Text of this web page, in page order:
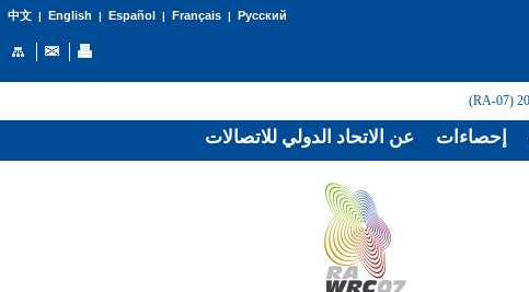
中文| English | Español | Français| Русский
عن الاتحاد الدولي للاتصالات إحصاءات